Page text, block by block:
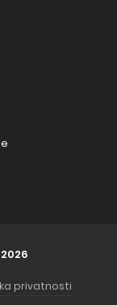
privatnosti